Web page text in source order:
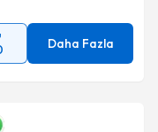
Daha Fazla